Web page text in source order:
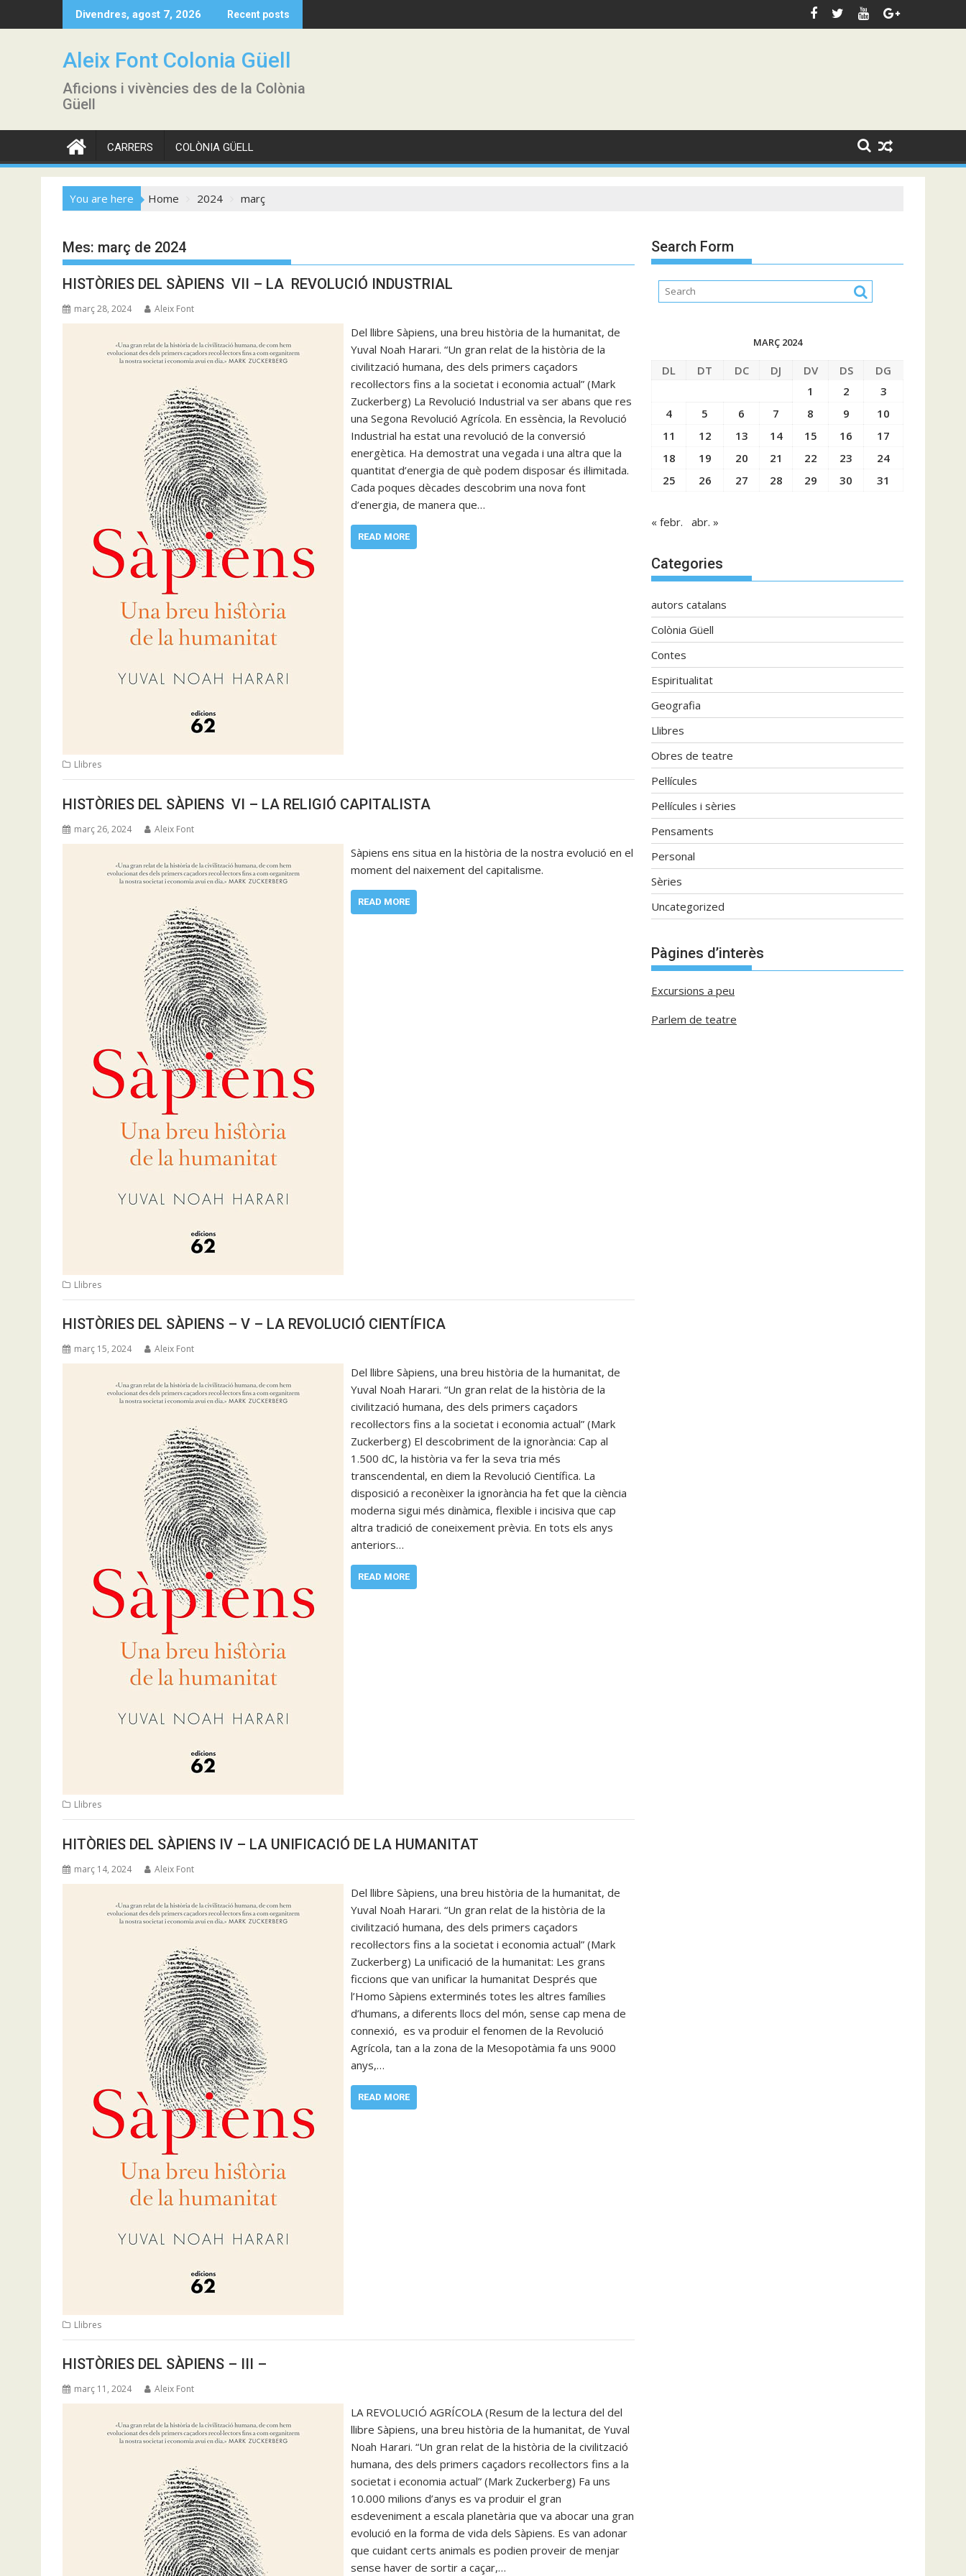
to
Divendres, agost 7, 2026 Recent posts
Aleix Font Colonia Güell
Aficions i vivències des de la Colònia
Güell
CARRERS COLÒNIA GÜELL
You are here Home 2024 març
Mes: març de 2024
HISTÒRIES DEL SÀPIENS VII – LA REVOLUCIÓ INDUSTRIAL
març 28, 2024 Aleix Font
Del llibre Sàpiens, una breu història de la humanitat, de
Yuval Noah Harari. “Un gran relat de la història de la
civilització humana, des dels primers caçadors
recol·lectors fins a la societat i economia actual” (Mark
Zuckerberg) La Revolució Industrial va ser abans que res
una Segona Revolució Agrícola. En essència, la Revolució
Industrial ha estat una revolució de la conversió
energètica. Ha demostrat una vegada i una altra que la
quantitat d’energia de què podem disposar és il·limitada.
Cada poques dècades descobrim una nova font
d’energia, de manera que…
READ MORE
Llibres
HISTÒRIES DEL SÀPIENS VI – LA RELIGIÓ CAPITALISTA
març 26, 2024 Aleix Font
Sàpiens ens situa en la història de la nostra evolució en el
moment del naixement del capitalisme.
READ MORE
Llibres
HISTÒRIES DEL SÀPIENS – V – LA REVOLUCIÓ CIENTÍFICA
març 15, 2024 Aleix Font
Del llibre Sàpiens, una breu història de la humanitat, de
Yuval Noah Harari. “Un gran relat de la història de la
civilització humana, des dels primers caçadors
recol·lectors fins a la societat i economia actual” (Mark
Zuckerberg) El descobriment de la ignorància: Cap al
1.500 dC, la història va fer la seva tria més
transcendental, en diem la Revolució Científica. La
disposició a reconèixer la ignorància ha fet que la ciència
moderna sigui més dinàmica, flexible i incisiva que cap
altra tradició de coneixement prèvia. En tots els anys
anteriors…
READ MORE
Llibres
HITÒRIES DEL SÀPIENS IV – LA UNIFICACIÓ DE LA HUMANITAT
març 14, 2024 Aleix Font
Del llibre Sàpiens, una breu història de la humanitat, de
Yuval Noah Harari. “Un gran relat de la història de la
civilització humana, des dels primers caçadors
recol·lectors fins a la societat i economia actual” (Mark
Zuckerberg) La unificació de la humanitat: Les grans
ficcions que van unificar la humanitat Després que
l’Homo Sàpiens exterminés totes les altres famílies
d’humans, a diferents llocs del món, sense cap mena de
connexió, es va produir el fenomen de la Revolució
Agrícola, tan a la zona de la Mesopotàmia fa uns 9000
anys,…
READ MORE
Llibres
HISTÒRIES DEL SÀPIENS – III –
març 11, 2024 Aleix Font
LA REVOLUCIÓ AGRÍCOLA (Resum de la lectura del del
llibre Sàpiens, una breu història de la humanitat, de Yuval
Noah Harari. “Un gran relat de la història de la civilització
humana, des dels primers caçadors recol·lectors fins a la
societat i economia actual” (Mark Zuckerberg) Fa uns
10.000 milions d’anys es va produir el gran
esdeveniment a escala planetària que va abocar una gran
evolució en la forma de vida dels Sàpiens. Es van adonar
que cuidant certs animals es podien proveir de menjar
sense haver de sortir a caçar,…
Search Form
MARÇ 2024
DL DT DC DJ DV DS
DG
1
2
3
4
5 6 7 8 9
10
11
12 13 14 15 16
17
18
19 20 21 22 23
24
25
26 27 28 29 30 31
« febr. abr. »
Categories
autors catalans
Colònia Güell
Contes
Espiritualitat
Geografia
Llibres
Obres de teatre
Pel·lícules
Pel·lícules i sèries
Pensaments
Personal
Sèries
Uncategorized
Pàgines d’interès
Excursions a peu
Parlem de teatre